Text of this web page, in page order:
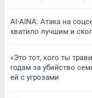
AI-AINA: Атака на
хватило лучшим и
«Это тот, кого ты
годам за убийство
ей с угрозами